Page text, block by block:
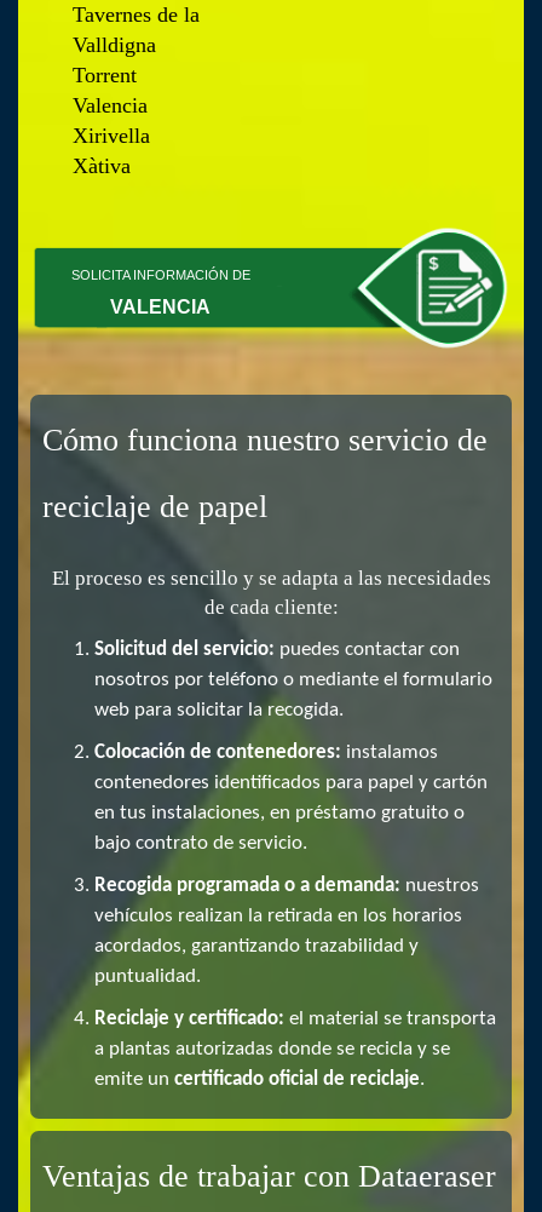
Tavernes de la
Valldigna
Torrent
Valencia
Xirivella
Xàtiva
SOLICITA INFORMACIÓN DE
VALENCIA
Cómo funciona nuestro servicio de
reciclaje de papel
El proceso es sencillo y se adapta a las necesidades
de cada cliente:
Solicitud del servicio: puedes contactar con
nosotros por teléfono o mediante el formulario
web para solicitar la recogida.
Colocación de contenedores: instalamos
contenedores identificados para papel y cartón
en tus instalaciones, en préstamo gratuito o
bajo contrato de servicio.
Recogida programada o a demanda: nuestros
vehículos realizan la retirada en los horarios
acordados, garantizando trazabilidad y
puntualidad.
Reciclaje y certificado: el material se transporta
a plantas autorizadas donde se recicla y se
emite un certificado oficial de reciclaje.
Ventajas de trabajar con Dataeraser